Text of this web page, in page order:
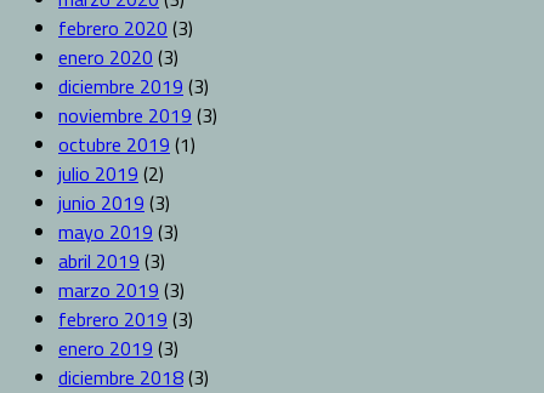
febrero 2020 (3)
enero 2020 (3)
diciembre 2019 (3)
noviembre 2019 (3)
octubre 2019 (1)
julio 2019 (2)
junio 2019 (3)
mayo 2019 (3)
abril 2019 (3)
marzo 2019 (3)
febrero 2019 (3)
enero 2019 (3)
diciembre 2018(3)